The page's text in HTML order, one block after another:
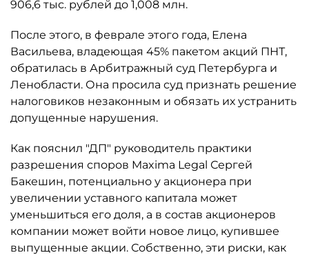
906,6 тыс. рублей до 1,008 млн.
После этого, в феврале этого года, Елена
Васильева, владеющая 45% пакетом акций ПНТ,
обратилась в Арбитражный суд Петербурга и
Ленобласти. Она просила суд признать решение
налоговиков незаконным и обязать их устранить
допущенные нарушения.
Как пояснил "ДП" руководитель практики
разрешения споров Maxima Legal Сергей
Бакешин, потенциально у акционера при
увеличении уставного капитала может
уменьшиться его доля, а в состав акционеров
компании может войти новое лицо, купившее
выпущенные акции. Собственно, эти риски, как